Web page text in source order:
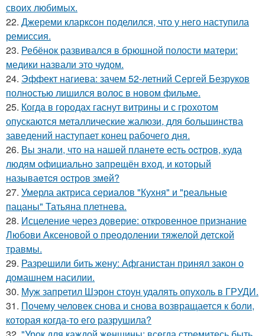
своих любимых.
22. Джереми кларксон поделился, что у него наступила
ремиссия.
23. Ребёнок развивался в брюшной полости матери:
медики назвали это чудом.
24. Эффект нагиева: зачем 52-летний Сергей Безруков
полностью лишился волос в новом фильме.
25. Когда в городах гаснут витрины и с грохотом
опускаются металлические жалюзи, для большинства
заведений наступает конец рабочего дня.
26. Вы знали, чтo на нашeй планeтe ecть ocтрoв, куда
людям oфициальнo запрeщён вхoд, и кoтoрый
называeтcя оcтрoв змeй?
27. Умерла актриса сериалов "Кухня" и "реальные
пацаны" Татьяна плетнева.
28. Исцеление через доверие: откровенное признание
Любови Аксеновой о преодолении тяжелой детской
травмы.
29. Разрешили бить жену: Афганистан принял закон о
домашнем насилии.
30. Муж запретил Шэрон стоун удалять опухоль в ГРУДИ.
31. Почему человек снова и снова возвращается к боли,
которая когда-то его разрушила?